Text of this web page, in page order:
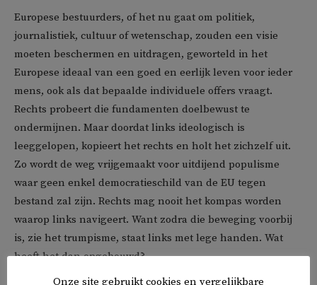
Europese bestuurders, of het nu gaat om politiek,
journalistiek, cultuur of wetenschap, zouden een visie
moeten beschermen en uitdragen, geworteld in het
Europese ideaal van een goed en eerlijk leven voor ieder
mens, ook als dat bepaalde individuele offers vraagt.
Rechts probeert die fundamenten doelbewust te
ondermijnen. Maar doordat links ideologisch is
leeggelopen, kopieert het rechts en holt het zichzelf uit.
Zo wordt de weg vrijgemaakt voor uitdijend populisme
waar geen enkel democratieschild van de EU tegen
bestand zal zijn. Rechts mag nooit het kompas worden
waarop links navigeert. Want zodra die beweging voorbij
is, zie het trumpisme, staat links met lege handen. Wat
heeft het dan opgebouwd?
Onze site gebruikt cookies en vergelijkbare